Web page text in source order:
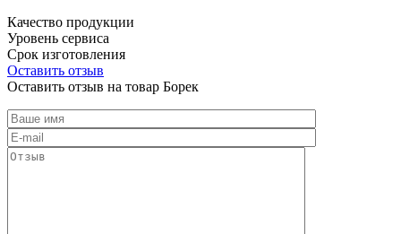
Качество продукции
Уровень сервиса
Срок изготовления
Оставить отзыв
Оставить отзыв на товар Борек